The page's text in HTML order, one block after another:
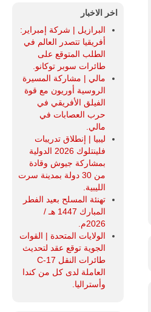
اخر الاخبار
البرازيل | شركة إمبراير:
أفريقيا تتصدر العالم في
الطلب المتوقع على
طائرات سوبر توكانو.
مالي | مشاركة المسيرة
الروسية أوريون مع قوة
الفيلق الأفريقي في
حرب العصابات في
مالي.
ليبيا | إنطلاق تدريبات
فلينتلوك 2026 الدولية
بمشاركة جيوش وقادة
من 30 دولة بمدينة سرت
الليبية.
تهنئة المسلح بعيد الفطر
المبارك 1447 هـ /
2026م.
الولايات المتحدة | القوات
الجوية توقع عقد لتحديث
طائرات النقل C-17
العاملة لدى كل من كندا
وأستراليا.